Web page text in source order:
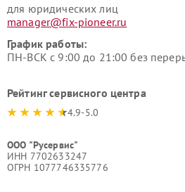
для юридических лиц
manager@fix-pioneer.ru
График работы:
ПН-ВСК с 9:00 до 21:00 без
Рейтинг сервисного центра
4.9-5.0
ООО "Русервис"
ИНН 7702633247
ОГРН 1077746335776